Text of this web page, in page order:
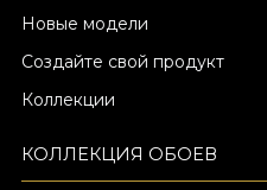
Новые модели
Создайте свой продукт
Коллекции
КОЛЛЕКЦИЯ ОБОЕВ